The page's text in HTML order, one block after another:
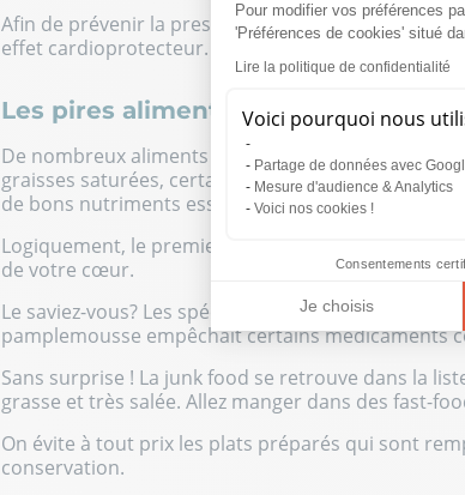
Pour modifier vos préférences
'Préférences de cookies' situé
Lire la politique de confidentialité
Voici pourquoi nous
Partage de données avec
Mesure d'audience & Analytics
Voici nos cookies !
Consentements
Je choisis
Axeptio consent
Plateforme de Gestion du
Notre plateforme vous
Afin de prévenir la pression artérielle, intégrez
effet cardioprotecteur.
Les pires aliments indésirables pour
De nombreux aliments peuvent être nocifs pour
graisses saturées, certaines nourritures
de bons nutriments essentiels à votre organisme.
Logiquement, le premier aliment à éviter est le
de votre cœur.
Le saviez-vous? Les spécialistes de la santé ont
pamplemousse empêchait certains médicaments
Sans surprise ! La junk food se retrouve dans la
grasse et très salée. Allez manger dans des fast-
On évite à tout prix les plats préparés qui sont
conservation.